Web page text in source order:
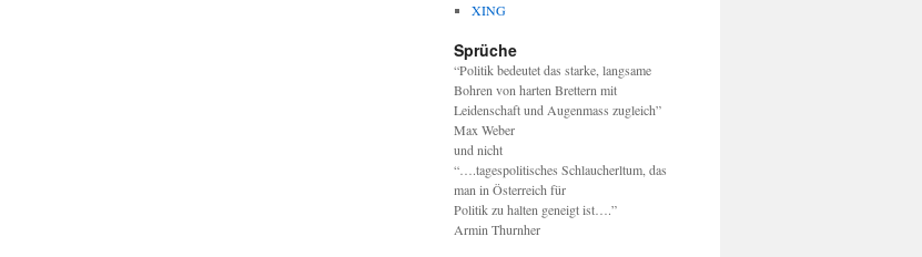
XING
Sprüche
“Politik bedeutet das starke, langsame
Bohren von harten Brettern mit
Leidenschaft und Augenmass zugleich”
Max Weber
und nicht
“….tagespolitisches Schlaucherltum, das
man in Österreich für
Politik zu halten geneigt ist….”
Armin Thurnher